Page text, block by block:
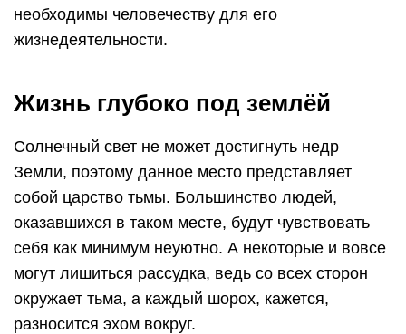
необходимы человечеству для его
жизнедеятельности.
Жизнь глубоко под землёй
Солнечный свет не может достигнуть недр
Земли, поэтому данное место представляет
собой царство тьмы. Большинство людей,
оказавшихся в таком месте, будут чувствовать
себя как минимум неуютно. А некоторые и вовсе
могут лишиться рассудка, ведь со всех сторон
окружает тьма, а каждый шорох, кажется,
разносится эхом вокруг.